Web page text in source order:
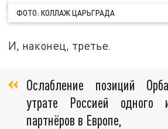
ФОТО: КОЛЛАЖ ЦАРЬГРАДА
И, наконец, третье.
Ослабление позиций
утрате Россией одного
партнёров в Европе,